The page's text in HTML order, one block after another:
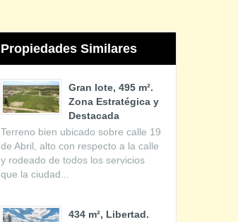
Propiedades Similares
Gran lote, 495 m².
Zona Estratégica y
Destacada
Terreno bien ubicado sobre calle 19
de Abril, alto con respecto a la calle
y rodeado de todos los servicios
que la ciudad...
434 m², Libertad.